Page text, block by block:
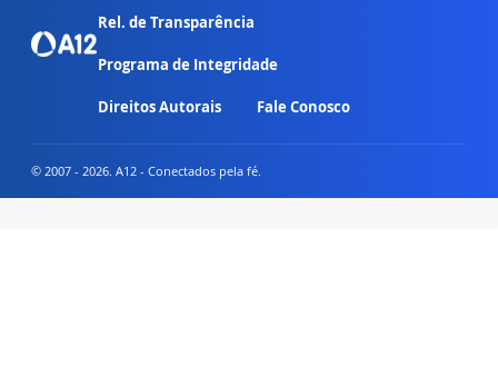
Rel. de Transparência
Programa de Integridade
Direitos Autorais Fale Conosco
© 2007 - 2026. A12 - Conectados pela fé.